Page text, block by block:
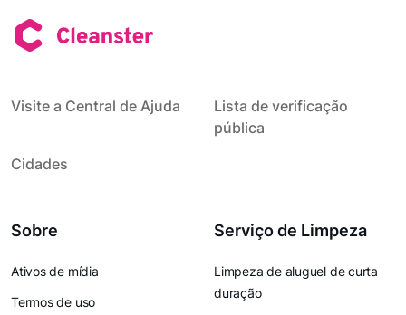
Visite a Central de Ajuda
Lista de verificação
pública
Cidades
Sobre
Ativos de mídia
Termos de uso
Serviço de Limpeza
Limpeza de aluguel de curta
duração